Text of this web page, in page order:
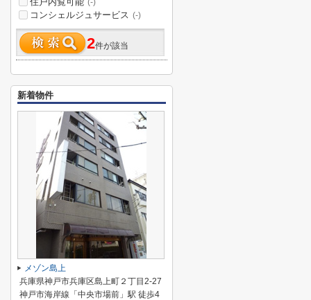
(-)
コンシェルジュサービス (-)
2件が該当
新着物件
メゾン島上
兵庫県神戸市兵庫区島上町２丁目2-27
神戸市海岸線「中央市場前」駅 徒歩4